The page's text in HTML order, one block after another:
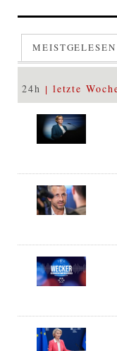
MEISTGELESEN
24h letzte